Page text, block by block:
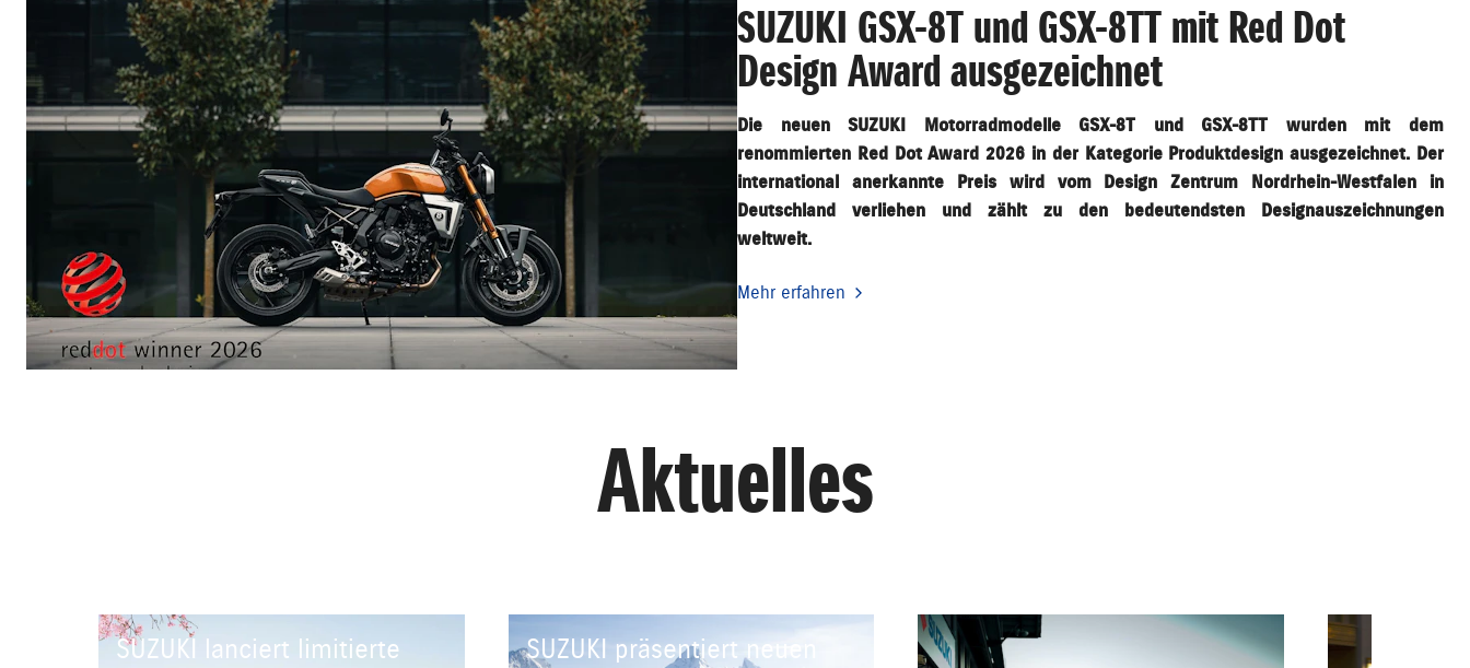
SUZUKI GSX-8T und GSX-8TT mit Red Dot
Design Award ausgezeichnet
Die neuen SUZUKI Motorradmodelle GSX-8T und GSX-8TT wurden mit dem
renommierten Red Dot Award 2026 in der Kategorie Produktdesign ausgezeichnet. Der
international anerkannte Preis wird vom Design Zentrum Nordrhein-Westfalen in
Deutschland verliehen und zählt zu den bedeutendsten Designauszeichnungen
weltweit.
Mehr erfahren
Aktuelles
SUZUKI lanciert limitierte
SUZUKI präsentiert neuen